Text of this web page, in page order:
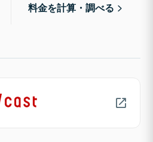
料金を計算・調べる